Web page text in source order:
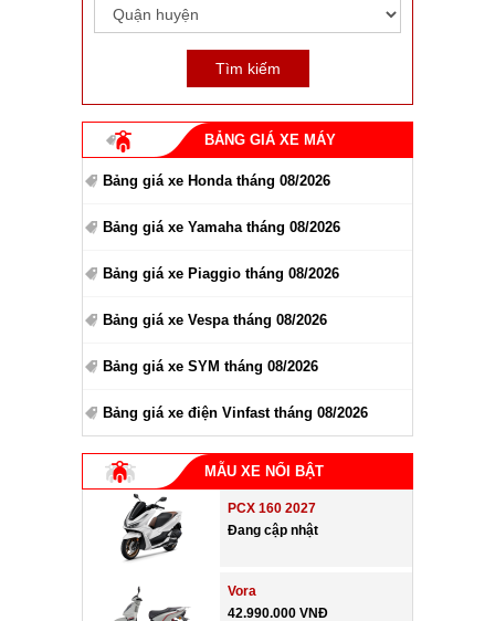
BẢNG GIÁ XE MÁY
Bảng giá xe Honda tháng 08/2026
Bảng giá xe Yamaha tháng 08/2026
Bảng giá xe Piaggio tháng 08/2026
Bảng giá xe Vespa tháng 08/2026
Bảng giá xe SYM tháng 08/2026
Bảng giá xe điện Vinfast tháng 08/2026
MẪU XE NỔI BẬT
PCX 160 2027
Đang cập nhật
Vora
42.990.000 VNĐ